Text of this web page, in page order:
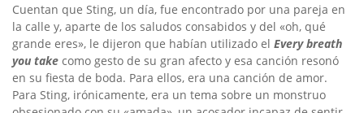
Cuentan que Sting, un día, fue encontrado por una pareja en
la calle y, aparte de los saludos consabidos y del «oh, qué
grande eres», le dijeron que habían utilizado el Every breath
you take como gesto de su gran afecto y esa canción resonó
en su fiesta de boda. Para ellos, era una canción de amor.
Para Sting, irónicamente, era un tema sobre un monstruo